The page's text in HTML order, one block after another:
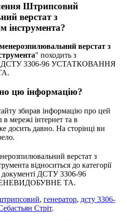
Штрипсовий
верстат з
інструмента?
верстат з
" походить з
ДСТУ 3306-96 УСТАТКОВАННЯ
цю інформацію?
збирав інформацію про цей
мережі інтернет та в
досить давно. На сторінці ви
верстат з
відноситься до категорії
документі ДСТУ 3306-96
ТА.
, генератор, дсту 3306-
Стріт.